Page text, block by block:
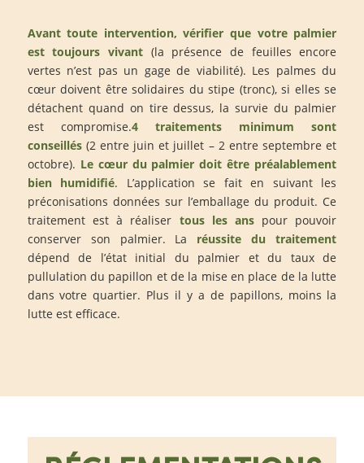
Avant toute intervention, vérifier que votre palmier
est toujours vivant(la présence de feuilles encore
vertes n’est pas un gage de viabilité). Les palmes du
cœur doivent être solidaires du stipe (tronc), si elles se
détachent quand on tire dessus, la survie du palmier
est compromise.4 traitements minimum sont
conseillés(2 entre juin et juillet – 2 entre septembre et
octobre). Le cœur du palmier doit être préalablement
bien humidifié. L’application se fait en suivant les
préconisations données sur l’emballage du produit. Ce
traitement est à réaliser tous les anspour pouvoir
conserver son palmier. La réussite du traitement
dépend de l’état initial du palmier et du taux de
pullulation du papillon et de la mise en place de la lutte
dans votre quartier. Plus il y a de papillons, moins la
lutte est efficace.